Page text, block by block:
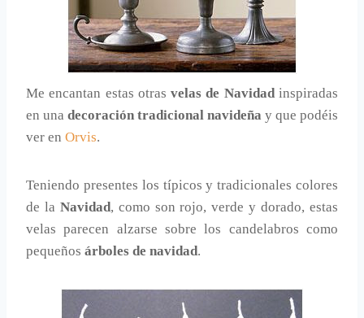
Me encantan estas otrasvelas de Navidadinspiradas
en una decoración tradicional navideña y que podéis
ver en Orvis.
Teniendo presentes los típicos y tradicionales colores
de la Navidad, como son rojo, verde y dorado, estas
velas parecen alzarse sobre los candelabros como
pequeños árboles de navidad.